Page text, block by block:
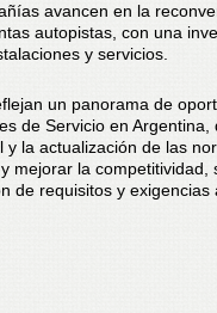
avancen en la
autopistas, con una
y servicios.
un panorama de
de Servicio en Argentina,
la actualización de las
mejorar la competitividad,
de requisitos y exigencias